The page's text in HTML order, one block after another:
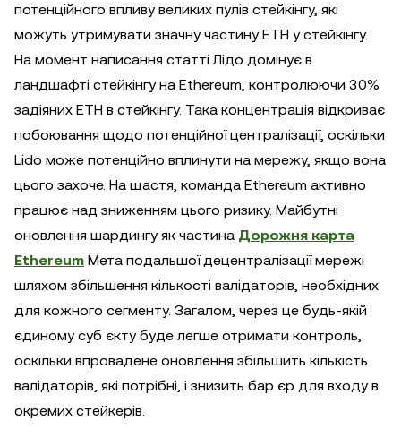
потенційного впливу великих пулів стейкінгу, які
можуть утримувати значну частину ETH у стейкінгу.
На момент написання статті Лідо домінує в
ландшафті стейкінгу на Ethereum, контролюючи 30%
задіяних ETH в стейкінгу. Така концентрація відкриває
побоювання щодо потенційної централізації, оскільки
Lido може потенційно вплинути на мережу, якщо вона
цього захоче. На щастя, команда Ethereum активно
працює над зниженням цього ризику. Майбутні
оновлення шардингу як частина Дорожня карта
Ethereum Мета подальшої децентралізації мережі
шляхом збільшення кількості валідаторів, необхідних
для кожного сегменту. Загалом, через це будь-якій
єдиному суб єкту буде легше отримати контроль,
оскільки впровадене оновлення збільшить кількість
валідаторів, які потрібні, і знизить бар єр для входу в
окремих стейкерів.